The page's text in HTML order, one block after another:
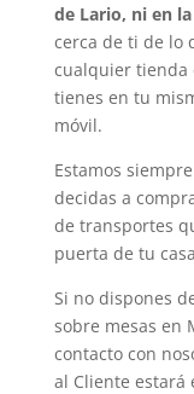
de Lario, ni en
cerca de ti de lo
cualquier tienda
tienes en tu
móvil.
Estamos
decidas a
de transportes
puerta de tu
Si no dispones
sobre mesas en
contacto con
al Cliente estará